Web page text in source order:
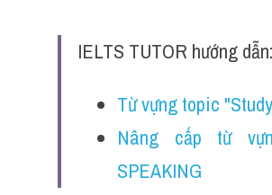
IELTS TUTOR hướng dẫn:
Từ vựng topic
Nâng cấp từ
SPEAKING